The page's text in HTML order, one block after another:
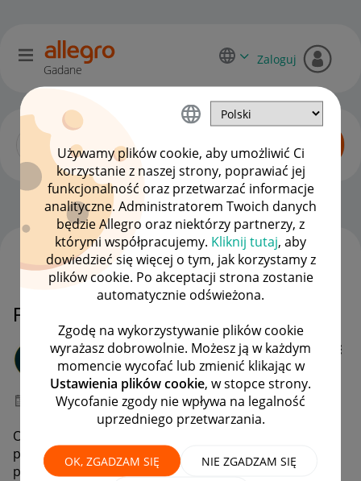
Używamy plików cookie, aby umożliwić Ci
korzystanie z naszej strony, poprawiać jej
funkcjonalność oraz przetwarzać informacje
analityczne. Administratorem Twoich danych
będzie Allegro oraz niektórzy partnerzy, z
którymi współpracujemy. Kliknij tutaj, aby
dowiedzieć się więcej o tym, jak korzystamy z
plików cookie. Po akceptacji strona zostanie
automatycznie odświeżona.
Zgodę na wykorzystywanie plików cookie
wyrażasz dobrowolnie. Możesz ją w każdym
momencie wycofać lub zmienić klikając w
Ustawienia plików cookie, w stopce strony.
Wycofanie zgody nie wpływa na legalność
uprzedniego przetwarzania.
OK, ZGADZAM SIĘ NIE ZGADZAM SIĘ
Gadane
Zaloguj
Zaawansowani sprzedawcy OPCJE
Przelewy24 zablokowane środki
Ambrabiz_Czapki
#7 Wielbiciel
‎10-01-2025 11:33
Od kilku miesięcy nie mogę wypłacić środków z konta
przelewy24. Wszelkie przelewy weryfikacyjne zostały
ponownie zrealizowane. Prośba o pilną pomoc.
WSZYSTKIE TEMATY